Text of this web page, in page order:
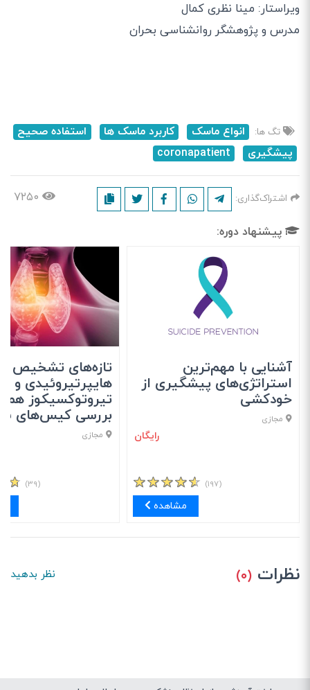
ویراستار: مینا نظری کمال
مدرس و پژوهشگر روانشناسی بحران
تگ ها: انواع ماسک کاربرد ماسک ها
استفاده صحیح
پیشگیری
coronapatient
اشتراک‌گذاری: ۷۲۵۰
پیشنهاد دوره:
آشنایی با مهم‌ترین
استراتژی‌های پیشگیری از
خودکشی
مجازی
رایگان
(۱۹۷)
مشاهده
تازه‌های تشخیص و
هایپرتیروئیدی و
تیروتوکسیکوز
بررسی کیس‌های
مجازی
(۳۹)
نظرات (۰) نظر بدهید